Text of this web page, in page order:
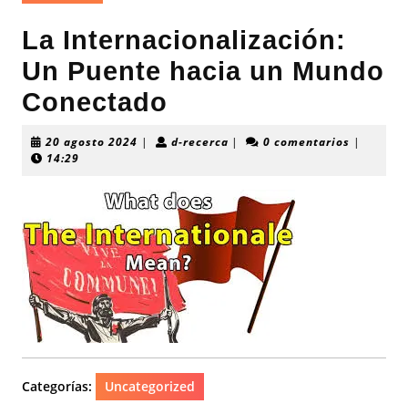
La Internacionalización:
Un Puente hacia un Mundo
Conectado
20 agosto 2024 20| d-recercad-| 0 comentarios |
14:29
Categorías: Uncategorized